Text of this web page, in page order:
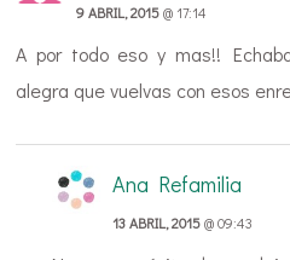
9 ABRIL, 2015@ 17:14
A por todo eso y mas!!
alegra que vuelvas con esos
Ana Refamilia
13 ABRIL, 2015@ 09:43